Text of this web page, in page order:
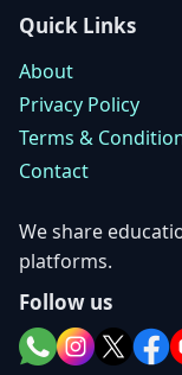
Quick Links
About
Privacy Policy
Terms &
Contact
We share
platforms.
Follow us